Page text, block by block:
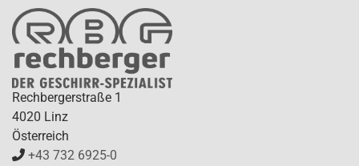
Rechbergerstraße 1
4020 Linz
Österreich
+43 732 6925-0